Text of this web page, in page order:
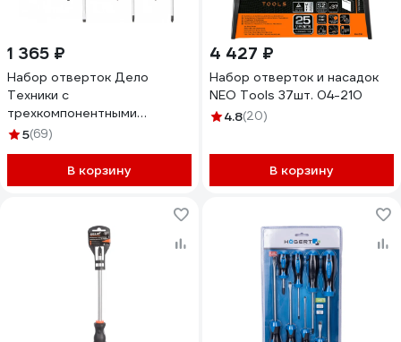
1 365 ₽
Набор отверток Дело
Техники c
трехкомпонентными
рукоятками SL, PH, PZ, 9
5(69)
В корзину
4 427 ₽
Набор отверток и насадок
NEO Tools 37шт. 04-210
4.8(20)
В корзину